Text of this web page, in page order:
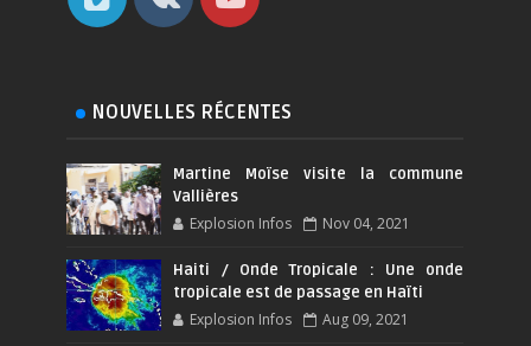
NOUVELLES RÉCENTES
Martine Moïse visite la commune
Vallières
Explosion Infos Nov 04, 2021
Haiti / Onde Tropicale : Une onde
tropicale est de passage en Haïti
Explosion Infos Aug 09, 2021